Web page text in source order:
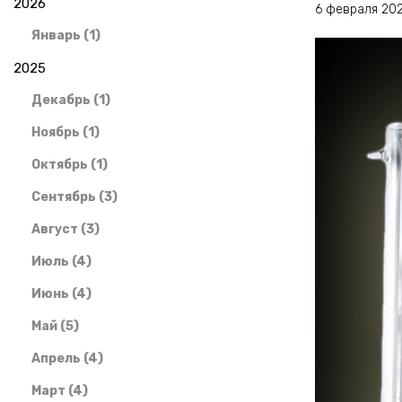
2026
Январь (1)
2025
Декабрь (1)
Ноябрь (1)
Октябрь (1)
Сентябрь (3)
Август (3)
Июль (4)
Июнь (4)
Май (5)
Апрель (4)
Март (4)
6 февраля